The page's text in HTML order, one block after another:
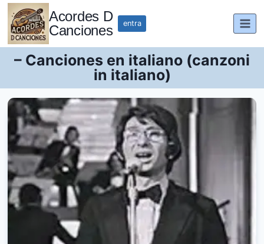
Saltar
contenido
Acordes D
Canciones
entra
– Canciones en italiano (canzoni
in italiano)